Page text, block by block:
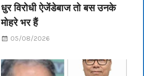
धुर विरोधी ऐजेंडेबाज तो बस उनके
मोहरे भर हैं
05/08/2026